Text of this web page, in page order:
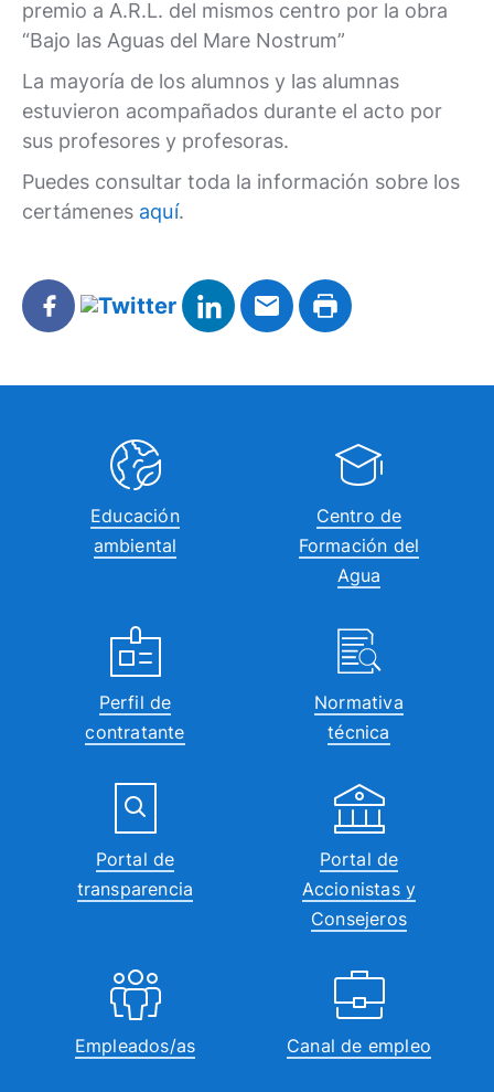
premio a A.R.L. del mismos centro por la obra
“Bajo las Aguas del Mare Nostrum”
La mayoría de los alumnos y las alumnas
estuvieron acompañados durante el acto por
sus profesores y profesoras.
Puedes consultar toda la información sobre los
certámenes aquí.
Educación
ambiental
Centro de
Formación del
Agua
Perfil de
contratante
Normativa
técnica
Portal de
transparencia
Portal de
Accionistas y
Consejeros
Empleados/as Canal de empleo